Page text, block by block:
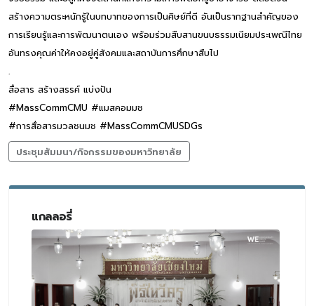
สร้างความตระหนักรู้ในบทบาทของการเป็นศิษย์ที่ดี อันเป็นรากฐานสำคัญของ
การเรียนรู้และการพัฒนาตนเอง พร้อมร่วมสืบสานขนบธรรมเนียมประเพณีไทย
อันทรงคุณค่าให้คงอยู่คู่สังคมและสถาบันการศึกษาสืบไป
.
สื่อสาร สร้างสรรค์ แบ่งปัน
#MassCommCMU #แมสคอมมช
#การสื่อสารมวลชนมช #MassCommCMUSDGs
ประชุมสัมมนา/กิจกรรมของมหาวิทยาลัย
แกลลอรี่